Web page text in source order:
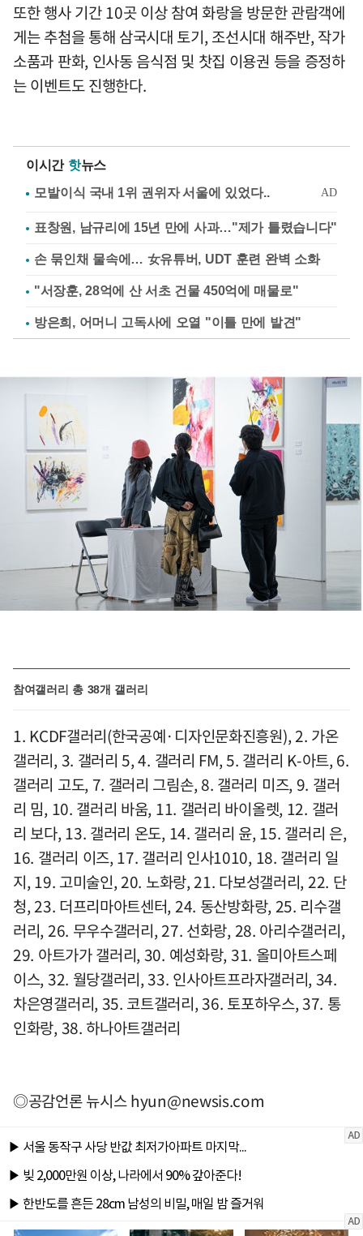
또한 행사 기간 10곳 이상 참여 화랑을 방문한 관람객에
게는 추첨을 통해 삼국시대 토기, 조선시대 해주반, 작가
소품과 판화, 인사동 음식점 및 찻집 이용권 등을 증정하
는 이벤트도 진행한다.
이시간 핫뉴스
표창원, 남규리에 15년 만에 사과…"제가 틀렸습니다"
손 묶인채 물속에… 女유튜버, UDT 훈련 완벽 소화
"서장훈, 28억에 산 서초 건물 450억에 매물로"
방은희, 어머니 고독사에 오열 "이틀 만에 발견"
참여갤러리 총 38개 갤러리
1. KCDF갤러리(한국공예·디자인문화진흥원), 2. 가온
갤러리, 3. 갤러리 5, 4. 갤러리 FM, 5. 갤러리 K-아트, 6.
갤러리 고도, 7. 갤러리 그림손, 8. 갤러리 미즈, 9. 갤러
리 밈, 10. 갤러리 바움, 11. 갤러리 바이올렛, 12. 갤러
리 보다, 13. 갤러리 온도, 14. 갤러리 윤, 15. 갤러리 은,
16. 갤러리 이즈, 17. 갤러리 인사1010, 18. 갤러리 일
지, 19. 고미술인, 20. 노화랑, 21. 다보성갤러리, 22. 단
청, 23. 더프리마아트센터, 24. 동산방화랑, 25. 리수갤
러리, 26. 무우수갤러리, 27. 선화랑, 28. 아리수갤러리,
29. 아트가가 갤러리, 30. 예성화랑, 31. 올미아트스페
이스, 32. 월당갤러리, 33. 인사아트프라자갤러리, 34.
차은영갤러리, 35. 코트갤러리, 36. 토포하우스, 37. 통
인화랑, 38. 하나아트갤러리
◎공감언론 뉴시스hyun@newsis.com